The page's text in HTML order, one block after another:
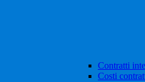
Contratti
Costi